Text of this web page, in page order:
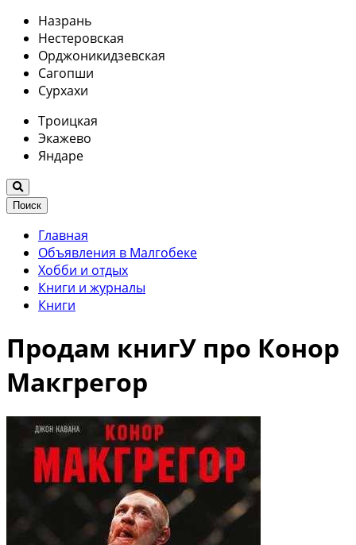
Назрань
Нестеровская
Орджоникидзевская
Сагопши
Сурхахи
Троицкая
Экажево
Яндаре
Поиск
Главная
Объявления в Малгобеке
Хобби и отдых
Книги и журналы
Книги
Продам книгУ про Конор
Макгрегор